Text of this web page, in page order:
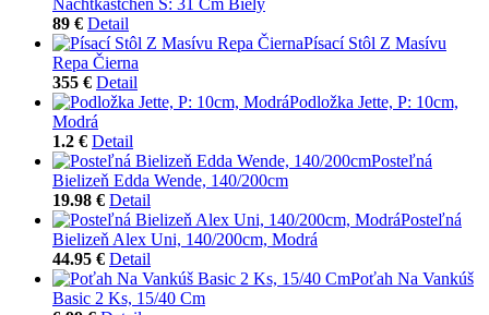
89 € Detail
Písací Stôl Z Masívu
Repa Čierna
355 € Detail
Podložka Jette, P: 10cm,
Modrá
1.2 € Detail
Posteľná
Bielizeň Edda Wende, 140/200cm
19.98 € Detail
Posteľná
Bielizeň Alex Uni, 140/200cm, Modrá
44.95 € Detail
Poťah Na Vankúš
Basic 2 Ks, 15/40 Cm